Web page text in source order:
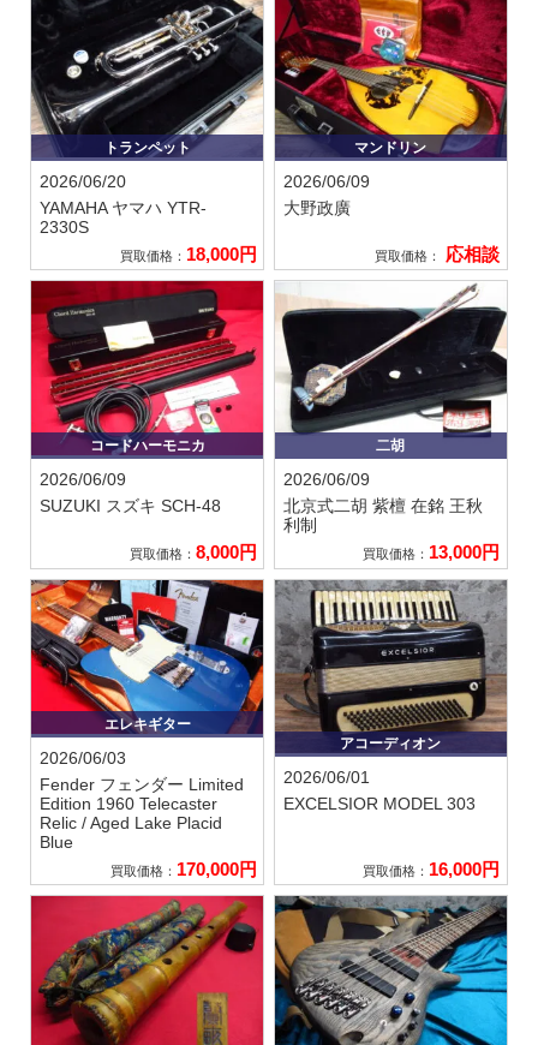
トランペット
2026/06/20
YAMAHA ヤマハ YTR-
2330S
買取価格： 18,000円
マンドリン
2026/06/09
大野政廣
買取価格： 応相談
コードハーモニカ
2026/06/09
SUZUKI スズキ SCH-48
買取価格： 8,000円
二胡
2026/06/09
北京式二胡 紫檀 在銘 王秋
利制
買取価格： 13,000円
エレキギター
2026/06/03
Fender フェンダー Limited
Edition 1960 Telecaster
Relic / Aged Lake Placid
Blue
買取価格： 170,000円
アコーディオン
2026/06/01
EXCELSIORMODEL 303
買取価格： 16,000円